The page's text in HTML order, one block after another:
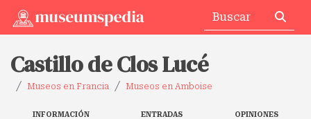
Castillo de Clos Lucé
Museos en Francia Museos en Amboise
INFORMACIÓN ENTRADAS OPINIONES